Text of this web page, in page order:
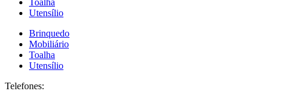
Utensílio
Brinquedo
Mobiliário
Toalha
Utensílio
Telefones: